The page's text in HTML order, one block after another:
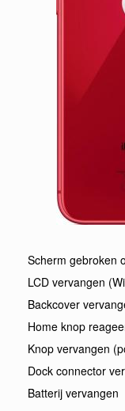
Scherm gebroken
LCD vervangen
Backcover
Home knop
Knop vervangen
Dock connector
Batterij vervangen